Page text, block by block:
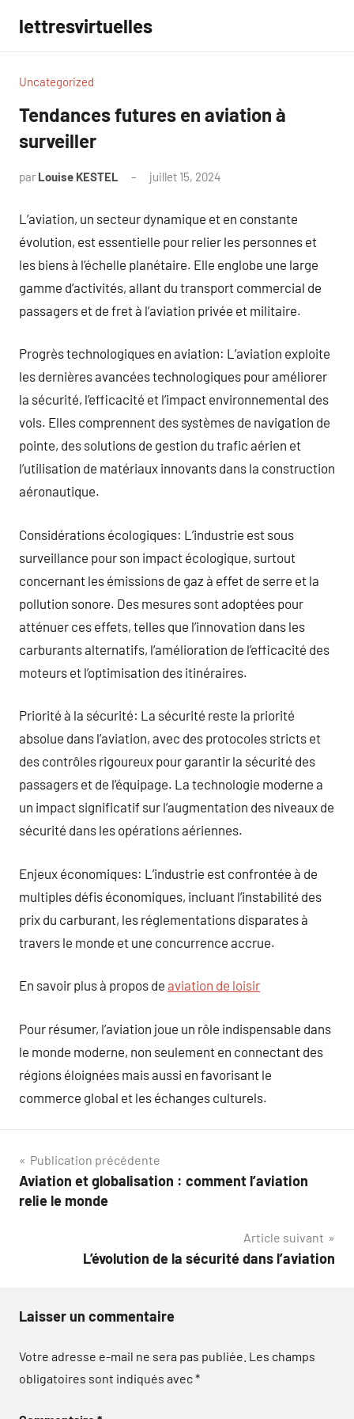
contenu
lettresvirtuelles
Uncategorized
Tendances futures en aviation à
surveiller
par Louise KESTEL juillet 15, 2024
L’aviation, un secteur dynamique et en constante
évolution, est essentielle pour relier les personnes et
les biens à l’échelle planétaire. Elle englobe une large
gamme d’activités, allant du transport commercial de
passagers et de fret à l’aviation privée et militaire.
Progrès technologiques en aviation: L’aviation exploite
les dernières avancées technologiques pour améliorer
la sécurité, l’efficacité et l’impact environnemental des
vols. Elles comprennent des systèmes de navigation de
pointe, des solutions de gestion du trafic aérien et
l’utilisation de matériaux innovants dans la construction
aéronautique.
Considérations écologiques: L’industrie est sous
surveillance pour son impact écologique, surtout
concernant les émissions de gaz à effet de serre et la
pollution sonore. Des mesures sont adoptées pour
atténuer ces effets, telles que l’innovation dans les
carburants alternatifs, l’amélioration de l’efficacité des
moteurs et l’optimisation des itinéraires.
Priorité à la sécurité: La sécurité reste la priorité
absolue dans l’aviation, avec des protocoles stricts et
des contrôles rigoureux pour garantir la sécurité des
passagers et de l’équipage. La technologie moderne a
un impact significatif sur l’augmentation des niveaux de
sécurité dans les opérations aériennes.
Enjeux économiques: L’industrie est confrontée à de
multiples défis économiques, incluant l’instabilité des
prix du carburant, les réglementations disparates à
travers le monde et une concurrence accrue.
En savoir plus à propos de aviation de loisir
Pour résumer, l’aviation joue un rôle indispensable dans
le monde moderne, non seulement en connectant des
régions éloignées mais aussi en favorisant le
commerce global et les échanges culturels.
Navigation
de
Publication précédente
Aviation et globalisation : comment l’aviation
relie le monde
Article suivant
L’évolution de la sécurité dans l’aviation
Laisser un commentaire
Votre adresse e-mail ne sera pas publiée. Les champs
obligatoires sont indiqués avec*